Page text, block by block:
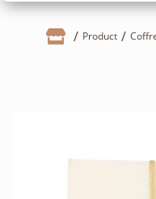
 Product